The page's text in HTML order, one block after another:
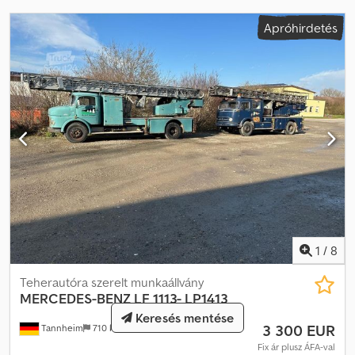
420, 450, 460, 480, 500, Eurocargo 75, 80, 90, 100, 120, 140, 150, 160,
180, 190, Eurostar, Eurotech, Eurotek, Turbostar, Cursor,
mozgópadlós, daru, felépítmény, ponyvás, hulladékszállító, Farid
kompresszor, tartály, kád, használt, Olaszország, Monselice,
Solesino, Padova, Veneto, eladó ipari haszongépjárművek,
kereskedelmi járművek eladók.
Apróhirdetés
1 / 8
Tannheim 710 km
Teherautóra szerelt munkaállvány
MERCEDES-BENZLF 1113- LP1413
3 300 EUR
Fix ár plusz ÁFA-val
Keresés mentése